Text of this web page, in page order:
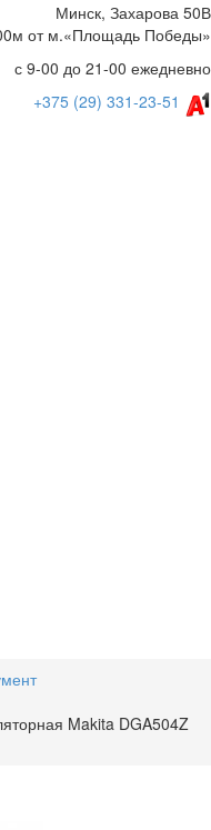
Минск, Захарова 50В
от м.«Площадь Победы»
с 9-00 до 21-00 ежедневно
+375 (29) 331-23-51
Makita DGA504Z